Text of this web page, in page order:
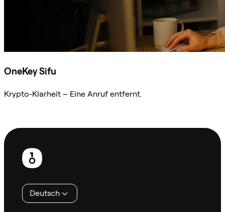
OneKey Sifu
Krypto-Klarheit – Eine Anruf entfernt.
Fußzeile
Deutsch